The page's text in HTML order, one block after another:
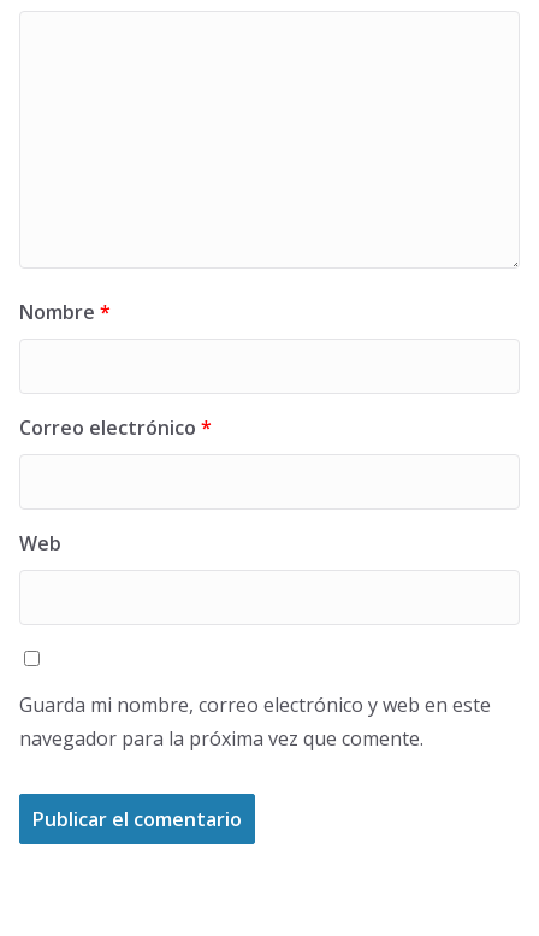
Nombre *
Correo electrónico *
Web
Guarda mi nombre, correo electrónico y web en este
navegador para la próxima vez que comente.